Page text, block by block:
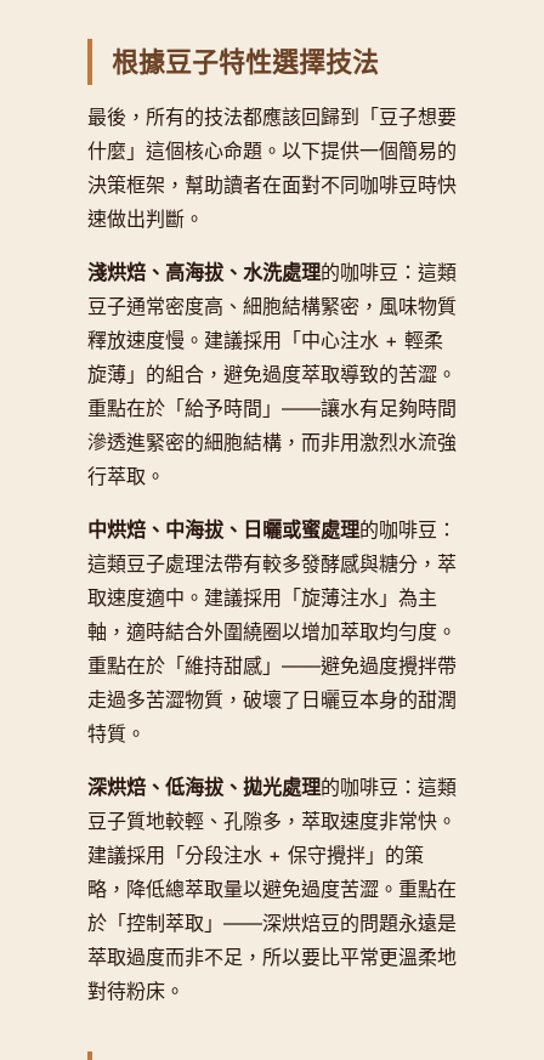
根據豆子特性選擇技法
最後，所有的技法都應該回歸到「豆子想要
什麼」這個核心命題。以下提供一個簡易的
決策框架，幫助讀者在面對不同咖啡豆時快
速做出判斷。
淺烘焙、高海拔、水洗處理的咖啡豆：這類
豆子通常密度高、細胞結構緊密，風味物質
釋放速度慢。建議採用「中心注水 + 輕柔
旋薄」的組合，避免過度萃取導致的苦澀。
重點在於「給予時間」——讓水有足夠時間
滲透進緊密的細胞結構，而非用激烈水流強
行萃取。
中烘焙、中海拔、日曬或蜜處理的咖啡豆：
這類豆子處理法帶有較多發酵感與糖分，萃
取速度適中。建議採用「旋薄注水」為主
軸，適時結合外圍繞圈以增加萃取均勻度。
重點在於「維持甜感」——避免過度攪拌帶
走過多苦澀物質，破壞了日曬豆本身的甜潤
特質。
深烘焙、低海拔、拋光處理的咖啡豆：這類
豆子質地較輕、孔隙多，萃取速度非常快。
建議採用「分段注水 + 保守攪拌」的策
略，降低總萃取量以避免過度苦澀。重點在
於「控制萃取」——深烘焙豆的問題永遠是
萃取過度而非不足，所以要比平常更溫柔地
對待粉床。